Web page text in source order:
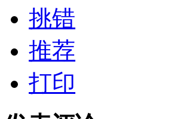
挑错
推荐
打印